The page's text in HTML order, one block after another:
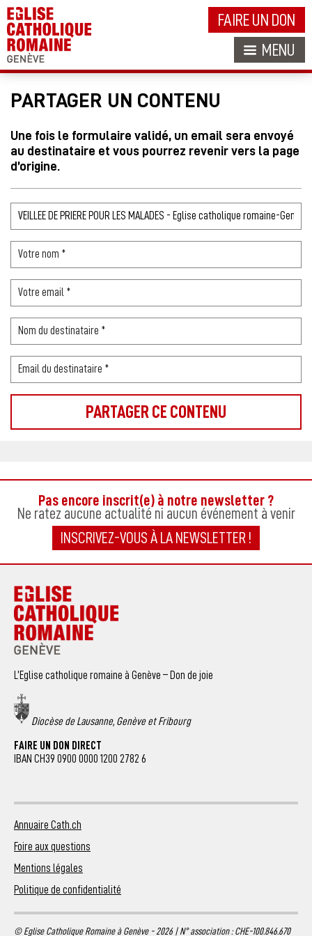
FAIRE UN DON
MENU
PARTAGER UN CONTENU
Une fois le formulaire validé, un email sera envoyé
au destinataire et vous pourrez revenir vers la page
d’origine.
Pas encore inscrit(e) à notre newsletter ?
Ne ratez aucune actualité ni aucun événement à venir
INSCRIVEZ-VOUS À LA NEWSLETTER !
L’Eglise catholique romaine à Genève – Don de joie
Diocèse de Lausanne, Genève et Fribourg
FAIRE UN DON DIRECT
IBAN CH39 0900 0000 1200 2782 6
Annuaire Cath.ch
Foire aux questions
Mentions légales
Politique de confidentialité
© Eglise Catholique Romaine à Genève - 2026 | N° association : CHE-100.846.670